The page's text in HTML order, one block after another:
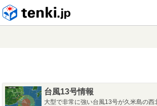
台風13号情報
大型で非常に強い台風13号が久米島の